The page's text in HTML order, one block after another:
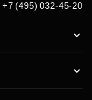
+7 (495) 032-45-20